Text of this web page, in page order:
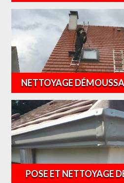
NETTOYAGE
POSE ET NETTOYAGE